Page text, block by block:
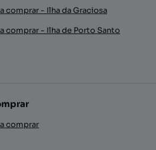
comprar - Ilha da Graciosa
comprar - Ilha de Porto Santo
comprar